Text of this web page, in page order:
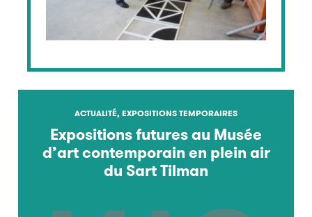
ACTUALITÉ, EXPOSITIONS TEMPORAIRES
Expositions futures au Musée
d’art contemporain en plein air
du Sart Tilman